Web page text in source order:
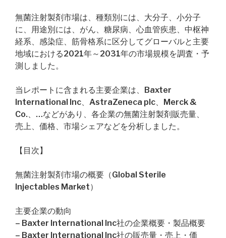
無菌注射製剤市場は、種類別には、大分子、小分子
に、用途別には、がん、糖尿病、心血管疾患、中枢神
経系、感染症、筋骨格系に区分してグローバルと主要
地域における2021年～2031年の市場規模を調査・予
測しました。
当レポートに含まれる主要企業は、Baxter
International Inc、AstraZeneca plc、Merck &
Co.、…などがあり、各企業の無菌注射製剤販売量、
売上、価格、市場シェアなどを分析しました。
【目次】
無菌注射製剤市場の概要（Global Sterile
Injectables Market）
主要企業の動向
– Baxter International Inc社の企業概要・製品概要
– Baxter International Inc社の販売量・売上・価